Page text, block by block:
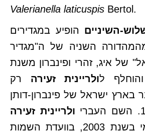
Valerianella laticuspis Bertol.
השיניים הופיע במגדירים
השניה של ה"מגדיר
של איג, זהרי ופינברון משנת
ולריינית זעירה רק
בארץ ישראל של פינברון-דותן
ולריינית זעירה
אושר כשם רשמי בשנת 2003, בוועדת השמות